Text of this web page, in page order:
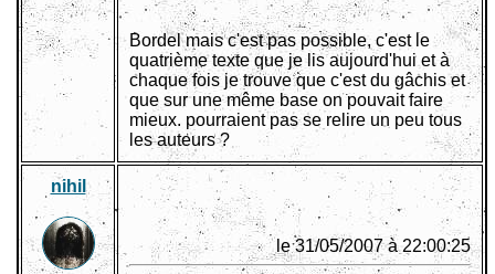
Bordel mais c'est pas possible, c'est le
quatrième texte que je lis aujourd'hui et à
chaque fois je trouve que c'est du gâchis et
que sur une même base on pouvait faire
mieux. pourraient pas se relire un peu tous
les auteurs ?
nihil
le 31/05/2007 à 22:00:25